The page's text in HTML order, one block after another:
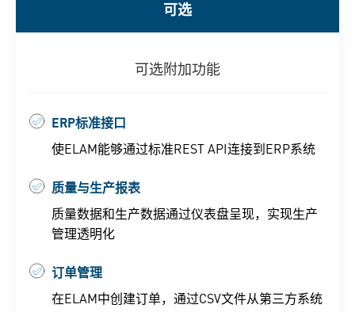
可选
可选附加功能
ERP标准接口
使ELAM能够通过标准REST API连接到ERP系统
质量与生产报表
质量数据和生产数据通过仪表盘呈现，实现生产
管理透明化
订单管理
在ELAM中创建订单，通过CSV文件从第三方系统